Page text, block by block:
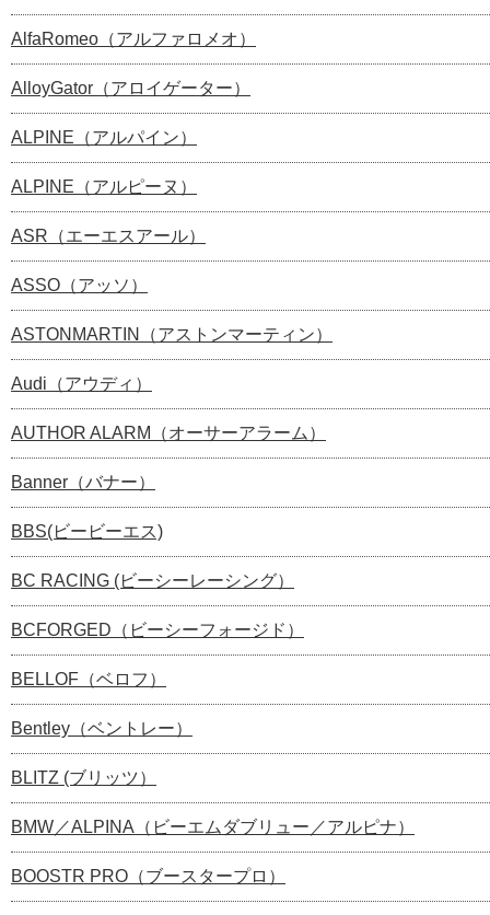
AlfaRomeo（アルファロメオ）
AlloyGator（アロイゲーター）
ALPINE（アルパイン）
ALPINE（アルピーヌ）
ASR（エーエスアール）
ASSO（アッソ）
ASTONMARTIN（アストンマーティン）
Audi（アウディ）
AUTHOR ALARM（オーサーアラーム）
Banner（バナー）
BBS(ビービーエス)
BC RACING (ビーシーレーシング）
BCFORGED（ビーシーフォージド）
BELLOF（ベロフ）
Bentley（ベントレー）
BLITZ (ブリッツ）
BMW／ALPINA（ビーエムダブリュー／アルピナ）
BOOSTR PRO（ブースタープロ）